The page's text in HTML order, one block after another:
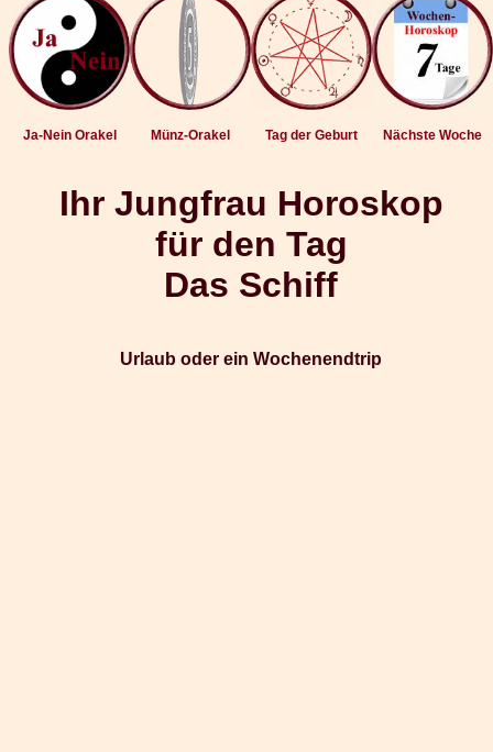
Ja-Nein Orakel Münz-Orakel Tag der Geburt Nächste Woche
Ihr Jungfrau Horoskop
für den Tag
Das Schiff
Urlaub oder ein Wochenendtrip